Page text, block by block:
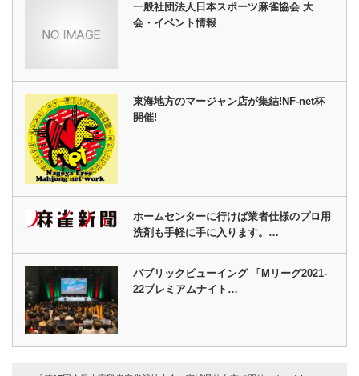
一般社団法人日本スポーツ麻雀協会 大
会・イベント情報
東海地方のマージャン店が集結!NF‐net杯
開催!
ホームセンターに行けば業者仕様のプロ用
洗剤も手軽に手に入ります。…
パブリックビューイング 「Mリーグ2021-
22プレミアムナイト…